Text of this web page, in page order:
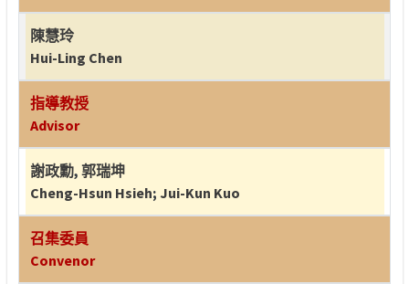
陳慧玲
Hui-Ling Chen
指導教授
Advisor
謝政勳, 郭瑞坤
Cheng-Hsun Hsieh; Jui-Kun Kuo
召集委員
Convenor